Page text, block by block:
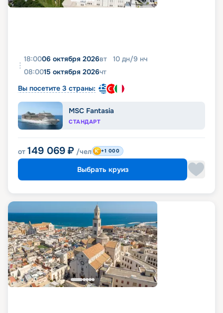
18:0006 октября 2026вт 10 дн/9 нч
08:0015 октября 2026чт
Вы посетите 3 страны:
MSC Fantasia
СТАНДАРТ
от 149 069 ₽ /чел +1 000
Выбрать круиз